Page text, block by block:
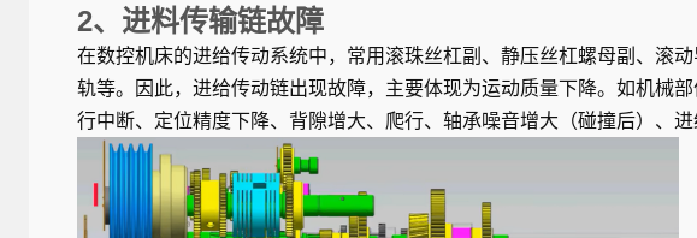
2、进料传输链故障
在数控机床的进给传动系统中，常用滚珠丝杠副、静压丝杠螺母副、滚
轨等。因此，进给传动链出现故障，主要体现为运动质量下降。如机械
行中断、定位精度下降、背隙增大、爬行、轴承噪音增大（碰撞后）、进